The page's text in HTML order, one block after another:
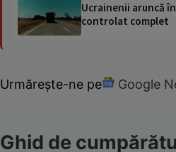
Ucrainenii aruncă
controlat complet
Urmărește-ne pe Google
Ghid de